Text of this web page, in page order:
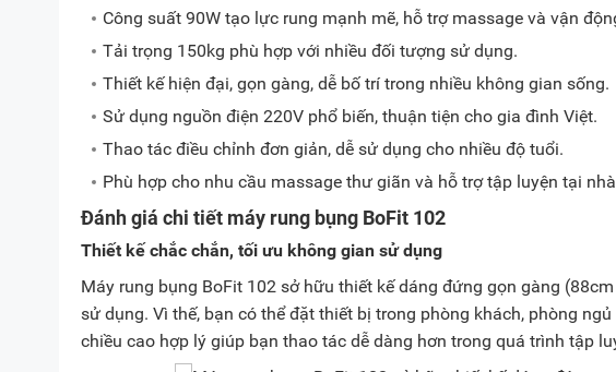
Công suất 90W tạo lực rung mạnh mẽ, hỗ trợ massage và vận
Tải trọng 150kg phù hợp với nhiều đối tượng sử dụng.
Thiết kế hiện đại, gọn gàng, dễ bố trí trong nhiều không gian sống.
Sử dụng nguồn điện 220V phổ biến, thuận tiện cho gia đình Việt.
Thao tác điều chỉnh đơn giản, dễ sử dụng cho nhiều độ tuổi.
Phù hợp cho nhu cầu massage thư giãn và hỗ trợ tập luyện tại
Đánh giá chi tiết máy rung bụng BoFit 102
Thiết kế chắc chắn, tối ưu không gian sử dụng
Máy rung bụng BoFit 102 sở hữu thiết kế dáng đứng gọn gàng
sử dụng. Vì thế, bạn có thể đặt thiết bị trong phòng khách, phòng
chiều cao hợp lý giúp bạn thao tác dễ dàng hơn trong quá trình tập